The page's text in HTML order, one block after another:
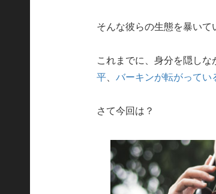
そんな彼らの生態を暴いて
これまでに、身分を隠しな
平、バーキンが転がってい
さて今回は？